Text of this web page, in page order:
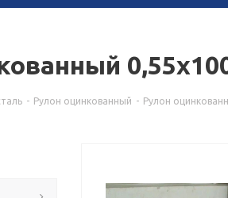
- Рулон оцинкованный - Рулон